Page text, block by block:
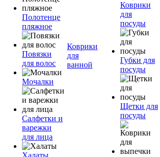
Полотенце
пляжное
Повязки
для волос
Мочалки
Салфетки и
варежки
для лица
Халаты
Коврики
для
ванной
Коврики
для
посуды
Губки для
посуды
Щетки для
посуды